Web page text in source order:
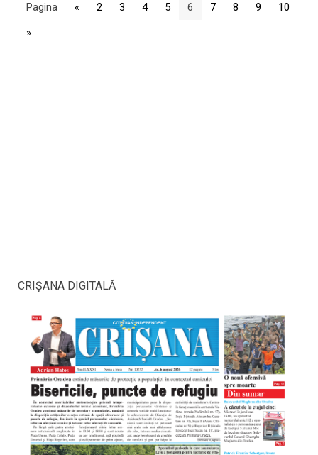
Pagina « 2 3 4 5 6 7 8 9
10
»
CRIŞANA DIGITALĂ